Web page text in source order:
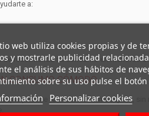
a:
se recomienda su consumo en menores
CONSUMO CÓMODO
que permite tomarlo de forma rápida,
web utiliza cookies propias y de
y mostrarle publicidad
el análisis de sus hábitos de
sobre su uso pulse el botón
Personalizar cookies